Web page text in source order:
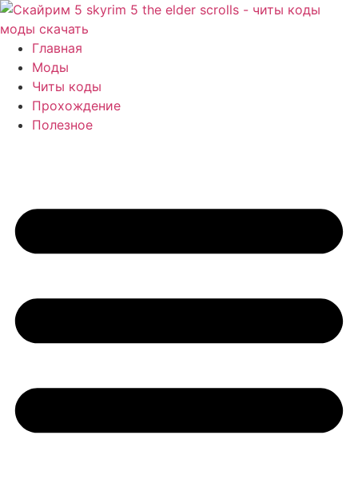
Перейти
к
содержимому
Главная
Моды
Читы коды
Прохождение
Полезное